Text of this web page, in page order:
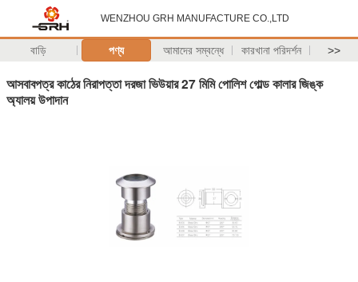
WENZHOU GRH MANUFACTURE CO.,LTD
বাড়ি পণ্য আমাদের সম্বন্ধে কারখানা পরিদর্শন >>
আসবাবপত্র কাঠের নিরাপত্তা দরজা ভিউয়ার 27 মিমি পোলিশ গোল্ড কালার জিঙ্ক
অ্যালয় উপাদান